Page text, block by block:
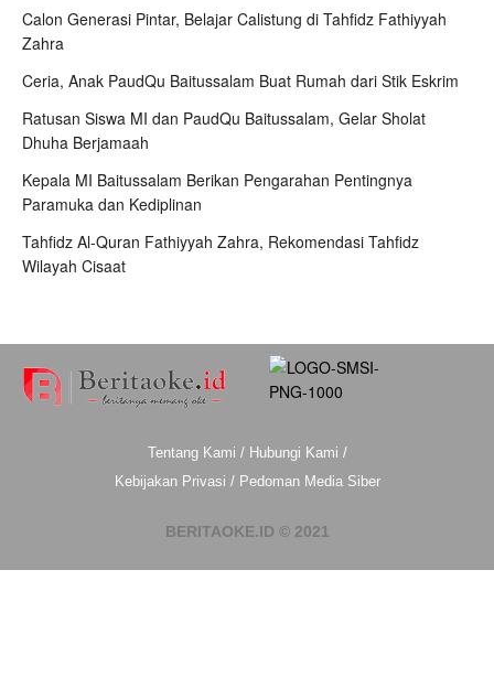
Calon Generasi Pintar, Belajar Calistung di Tahfidz Fathiyyah
Zahra
Ceria, Anak PaudQu Baitussalam Buat Rumah dari Stik Eskrim
Ratusan Siswa MI dan PaudQu Baitussalam, Gelar Sholat
Dhuha Berjamaah
Kepala MI Baitussalam Berikan Pengarahan Pentingnya
Paramuka dan Kediplinan
Tahfidz Al-Quran Fathiyyah Zahra, Rekomendasi Tahfidz
Wilayah Cisaat
Tentang Kami / Hubungi Kami /
Kebijakan Privasi / Pedoman Media Siber
BERITAOKE.ID © 2021